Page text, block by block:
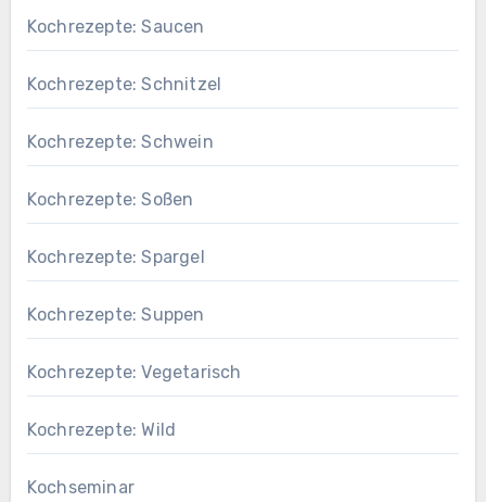
Kochrezepte: Saucen
Kochrezepte: Schnitzel
Kochrezepte: Schwein
Kochrezepte: Soßen
Kochrezepte: Spargel
Kochrezepte: Suppen
Kochrezepte: Vegetarisch
Kochrezepte: Wild
Kochseminar